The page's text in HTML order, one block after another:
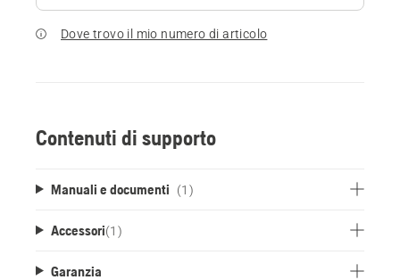
Dove trovo il mio numero di articolo
Contenuti di supporto
Manuali e documenti (1)
Accessori(1 )
Garanzia